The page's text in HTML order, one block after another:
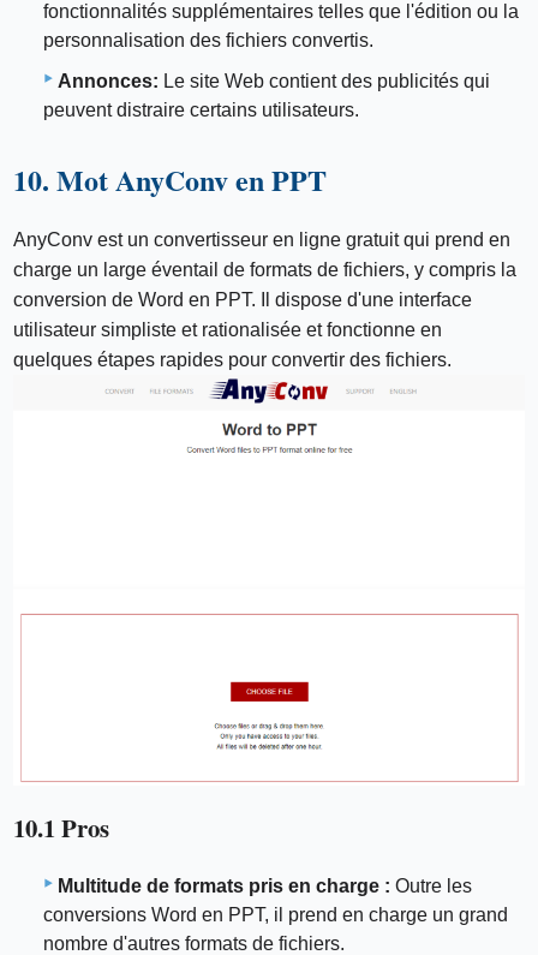
fonctionnalités supplémentaires telles que l'édition ou la
personnalisation des fichiers convertis.
Annonces: Le site Web contient des publicités qui
peuvent distraire certains utilisateurs.
10. Mot AnyConv en PPT
AnyConv est un convertisseur en ligne gratuit qui prend en
charge un large éventail de formats de fichiers, y compris la
conversion de Word en PPT. Il dispose d'une interface
utilisateur simpliste et rationalisée et fonctionne en
quelques étapes rapides pour convertir des fichiers.
10.1 Pros
Multitude de formats pris en charge : Outre les
conversions Word en PPT, il prend en charge un grand
nombre d'autres formats de fichiers.